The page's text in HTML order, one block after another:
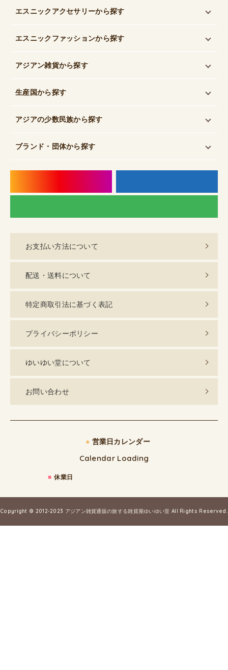
エスニックアクセサリーから探す
エスニックファッションから探す
アジアン雑貨から探す
生産国から探す
アジアの少数民族から探す
ブランド・団体から探す
お支払い方法について
配送・送料について
特定商取引法に基づく表記
プライバシーポリシー
ゆいゆい堂について
お問い合わせ
● 営業日カレンダー
Calendar Loading
■ 休業日
Copyright © 2012-2023 アジアン雑貨通販の旅する雑貨屋ゆいゆい堂 All Rights Reserved.